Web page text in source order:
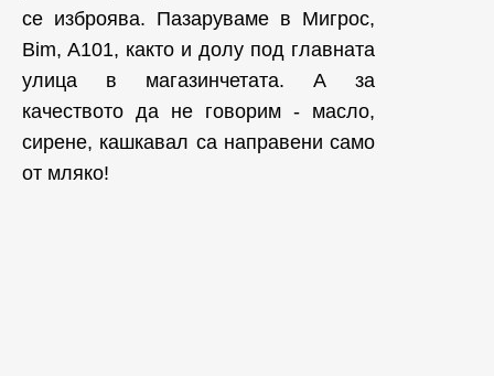
се изброява. Пазаруваме в Мигрос,
Bim, A101, както и долу под главната
улица в магазинчетата. А за
качеството да не говорим - масло,
сирене, кашкавал са направени само
от мляко!